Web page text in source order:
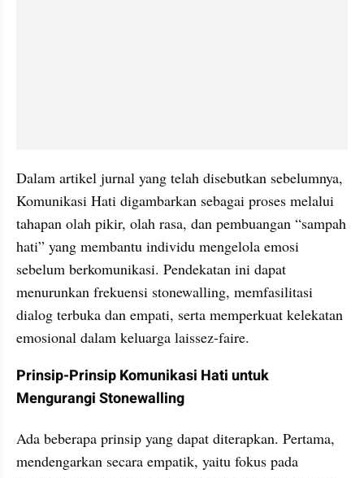
Dalam artikel jurnal yang telah disebutkan sebelumnya,
Komunikasi Hati digambarkan sebagai proses melalui
tahapan olah pikir, olah rasa, dan pembuangan “sampah
hati” yang membantu individu mengelola emosi
sebelum berkomunikasi. Pendekatan ini dapat
menurunkan frekuensi stonewalling, memfasilitasi
dialog terbuka dan empati, serta memperkuat kelekatan
emosional dalam keluarga laissez-faire.
Prinsip-Prinsip Komunikasi Hati untuk
Mengurangi Stonewalling
Ada beberapa prinsip yang dapat diterapkan. Pertama,
mendengarkan secara empatik, yaitu fokus pada